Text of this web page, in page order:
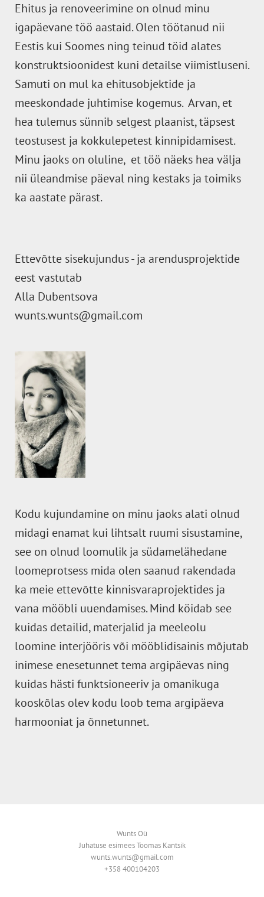
Ehitus ja renoveerimine on olnud minu
igapäevane töö aastaid. Olen töötanud nii
Eestis kui Soomes ning teinud töid alates
konstruktsioonidest kuni detailse viimistluseni.
Samuti on mul ka ehitusobjektide ja
meeskondade juhtimise kogemus. Arvan, et
hea tulemus sünnib selgest plaanist, täpsest
teostusest ja kokkulepetest kinnipidamisest.
Minu jaoks on oluline, et töö näeks hea välja
nii üleandmise päeval ning kestaks ja toimiks
ka aastate pärast.
Ettevõtte sisekujundus - ja arendusprojektide
eest vastutab
Alla Dubentsova
wunts.wunts@gmail.com
Kodu kujundamine on minu jaoks alati olnud
midagi enamat kui lihtsalt ruumi sisustamine,
see on olnud loomulik ja südamelähedane
loomeprotsess mida olen saanud rakendada
ka meie ettevõtte kinnisvaraprojektides ja
vana mööbli uuendamises. Mind köidab see
kuidas detailid, materjalid ja meeleolu
loomine interjööris või mööblidisainis mõjutab
inimese enesetunnet tema argipäevas ning
kuidas hästi funktsioneeriv ja omanikuga
kooskõlas olev kodu loob tema argipäeva
harmooniat ja õnnetunnet.
Wunts Oü
Juhatuse esimees Toomas Kantsik
wunts.wunts@gmail.com
+358 400104203